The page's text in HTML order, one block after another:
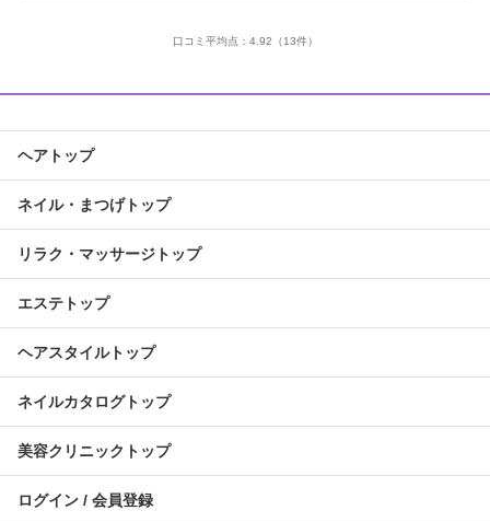
口コミ平均点： 4.92 （13件）
ヘアトップ
ネイル・まつげトップ
リラク・マッサージトップ
エステトップ
ヘアスタイルトップ
ネイルカタログトップ
美容クリニックトップ
ログイン / 会員登録